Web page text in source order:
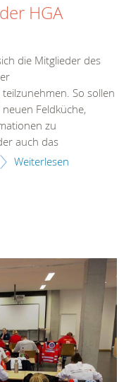
HGA
die Mitglieder des
So sollen
Feldküche,
zu
auch das
Weiterlesen